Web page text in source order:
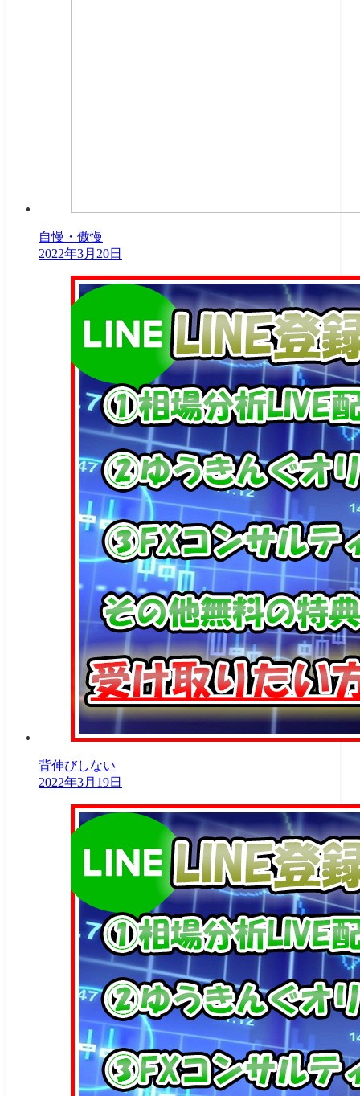
自慢・傲慢
2022年3月20日
背伸びしない
2022年3月19日